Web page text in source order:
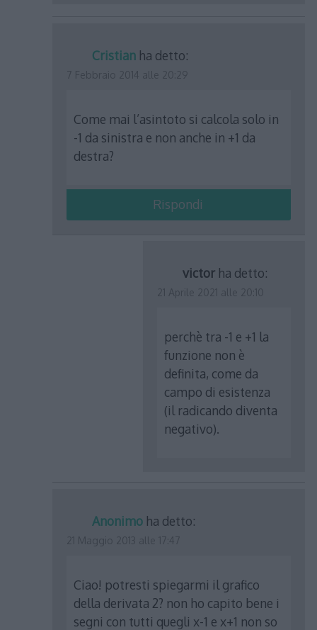
Cristian ha detto:
Come mai l’asintoto si calcola solo in
-1 da sinistra e non anche in +1 da
destra?
Rispondi
victor ha detto:
perchè tra -1 e +1 la
funzione non è
definita, come da
campo di esistenza
(il radicando diventa
negativo).
Anonimo ha detto:
Ciao! potresti spiegarmi il grafico
della derivata 2? non ho capito bene i
segni con tutti quegli x-1 e x+1 non so